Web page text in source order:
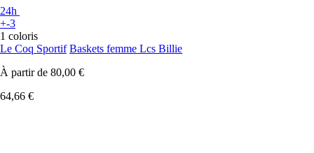
24h
+-3
1 coloris
Le Coq Sportif Baskets femme Lcs Billie
À partir de 80,00 €
64,66 €